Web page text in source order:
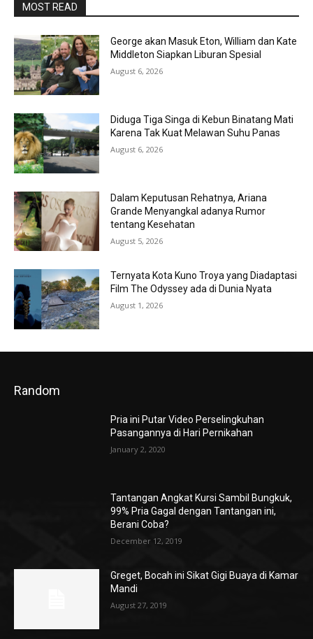
MOST READ
George akan Masuk Eton, William dan Kate
Middleton Siapkan Liburan Spesial
August 6, 2026
Diduga Tiga Singa di Kebun Binatang Mati
Karena Tak Kuat Melawan Suhu Panas
August 6, 2026
Dalam Keputusan Rehatnya, Ariana
Grande Menyangkal adanya Rumor
tentang Kesehatan
August 5, 2026
Ternyata Kota Kuno Troya yang Diadaptasi
Film The Odyssey ada di Dunia Nyata
August 1, 2026
Random
Pria ini Putar Video Perselingkuhan
Pasangannya di Hari Pernikahan
January 2, 2020
Tantangan Angkat Kursi Sambil Bungkuk,
99% Pria Gagal dengan Tantangan ini,
Berani Coba?
December 12, 2019
Greget, Bocah ini Sikat Gigi Buaya di Kamar
Mandi
August 27, 2019